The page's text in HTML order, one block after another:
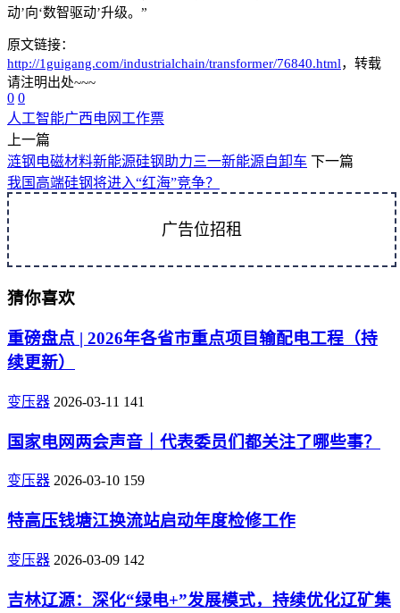
动’向‘数智驱动’升级。”
原文链接：
http://1guigang.com/industrialchain/transformer/76840.html，转载
请注明出处~~~
0 0
人工智能广西电网 工作票
上一篇
涟钢电磁材料新能源硅钢助力三一新能源自卸车 下一篇
我国高端硅钢将进入“红海”竞争？
广告位招租
猜你喜欢
重磅盘点 | 2026年各省市重点项目输配电工程（持
续更新）
变压器 2026-03-11 141
国家电网两会声音｜代表委员们都关注了哪些事？
变压器 2026-03-10 159
特高压钱塘江换流站启动年度检修工作
变压器 2026-03-09 142
吉林辽源：深化“绿电+”发展模式，持续优化辽矿集